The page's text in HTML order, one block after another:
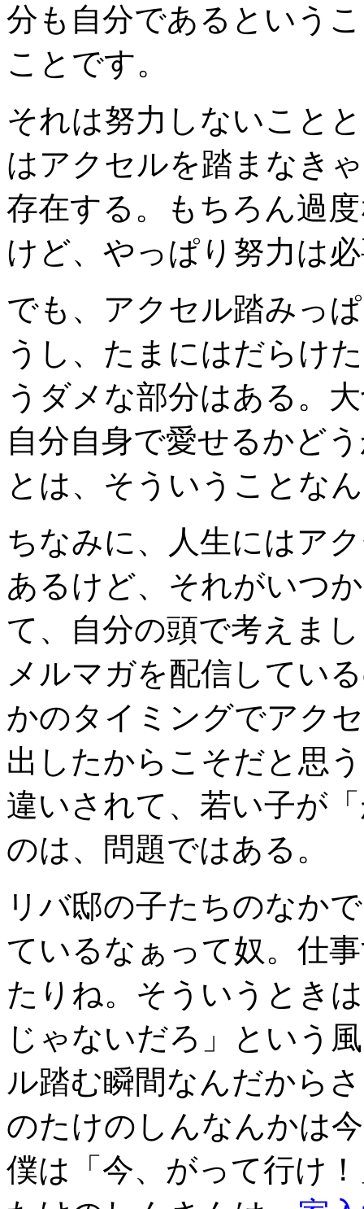
分も自分であるという
ことです。
それは努力しないこと
はアクセルを踏まなき
存在する。もちろん過
けど、やっぱり努力は
でも、アクセル踏みっ
うし、たまにはだらけ
うダメな部分はある。
自分自身で愛せるかど
とは、そういうことな
ちなみに、人生にはア
あるけど、それがいつ
て、自分の頭で考えま
メルマガを配信してい
かのタイミングでアク
出したからこそだと思
違いされて、若い子が
のは、問題ではある。
リバ邸の子たちのなか
ているなぁって奴。仕
たりね。そういうとき
じゃないだろ」という
ル踏む瞬間なんだから
のたけのしんなんかは
僕は「今、がって行け